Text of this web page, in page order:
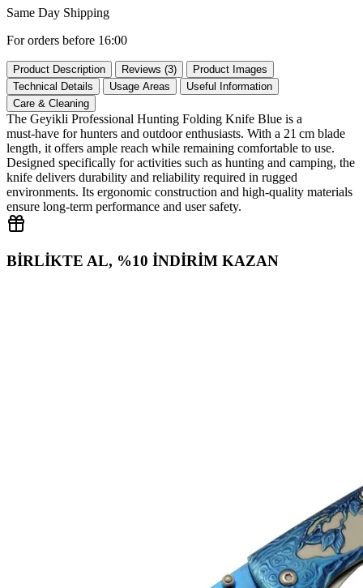
Same Day Shipping
For orders before 16:00
Product Description Reviews (3)
Product Images
Technical Details
Usage Areas
Useful Information
Care & Cleaning
The Geyikli Professional Hunting Folding Knife Blue is a
must‑have for hunters and outdoor enthusiasts. With a 21 cm blade
length, it offers ample reach while remaining comfortable to use.
Designed specifically for activities such as hunting and camping, the
knife delivers durability and reliability required in rugged
environments. Its ergonomic construction and high‑quality materials
ensure long‑term performance and user safety.
BİRLİKTE AL, %10 İNDİRİM KAZAN